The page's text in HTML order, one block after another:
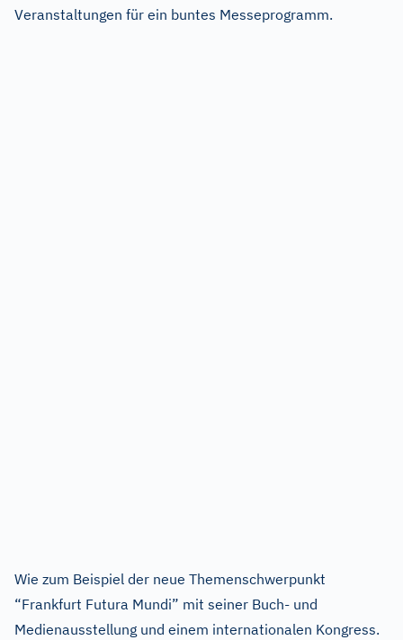
Veranstaltungen für ein buntes Messeprogramm.
Wie zum Beispiel der neue Themenschwerpunkt
“Frankfurt Futura Mundi” mit seiner Buch- und
Medienausstellung und einem internationalen Kongress.